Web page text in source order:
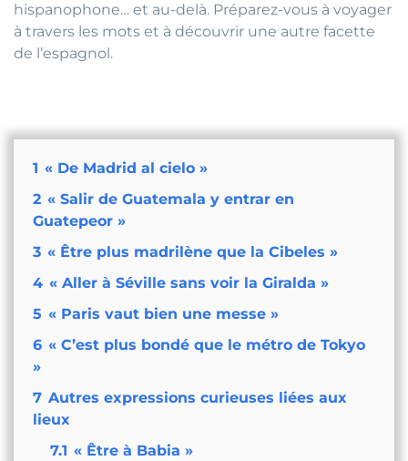
hispanophone… et au-delà. Préparez-vous à voyager
à travers les mots et à découvrir une autre facette
de l’espagnol.
1 « De Madrid al cielo »
2 « Salir de Guatemala y entrar en
Guatepeor »
3 « Être plus madrilène que la Cibeles »
4 « Aller à Séville sans voir la Giralda »
5 « Paris vaut bien une messe »
6 « C’est plus bondé que le métro de Tokyo
»
7 Autres expressions curieuses liées aux
lieux
7.1 « Être à Babia »